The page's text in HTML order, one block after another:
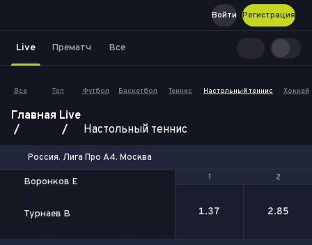
Регистрация
Войти
Live Прематч Все
Все Топ Футбол Баскетбол Теннис Настольный теннис Хоккей
Главная Live
Настольный теннис
Россия. Лига Про А4. Москва
1 2
Воронков Е
-
Турнаев В
1 2
1.37 2.85